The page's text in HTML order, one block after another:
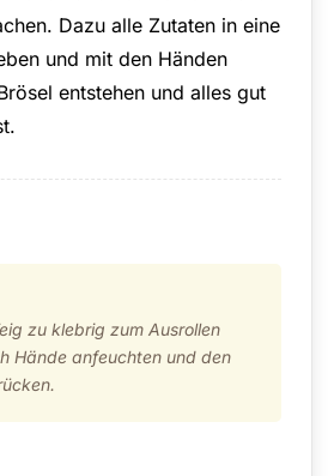
Dazu alle Zutaten in eine
und mit den Händen
entstehen und alles gut
zu klebrig zum Ausrollen
Hände anfeuchten und den